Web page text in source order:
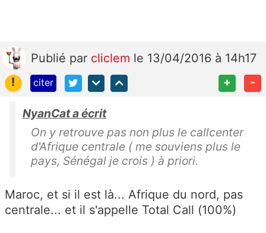
Publié par cliclem le 13/04/2016 à 14h17
!
citer + -
NyanCat a écrit
On y retrouve pas non plus le callcenter
d'Afrique centrale ( me souviens plus le
pays, Sénégal je crois ) à priori.
Maroc, et si il est là... Afrique du nord, pas
centrale... et il s'appelle Total Call (100%)